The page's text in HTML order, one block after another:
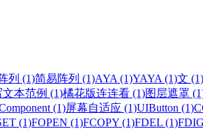
列 (1)简易阵列 (1)AYA (1)YAYA (1)文 (1)
文本范例 (1)橘花版连连看 (1)图层遮罩
(1)屏幕自适应 (1)UIButton (1)
(1)FOPEN (1)FCOPY (1)FDEL (1)